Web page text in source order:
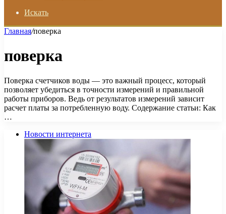
Искать
Главная/поверка
поверка
Поверка счетчиков воды — это важный процесс, который
позволяет убедиться в точности измерений и правильной
работы приборов. Ведь от результатов измерений зависит
расчет платы за потребленную воду. Содержание статьи: Как
…
Новости интернета